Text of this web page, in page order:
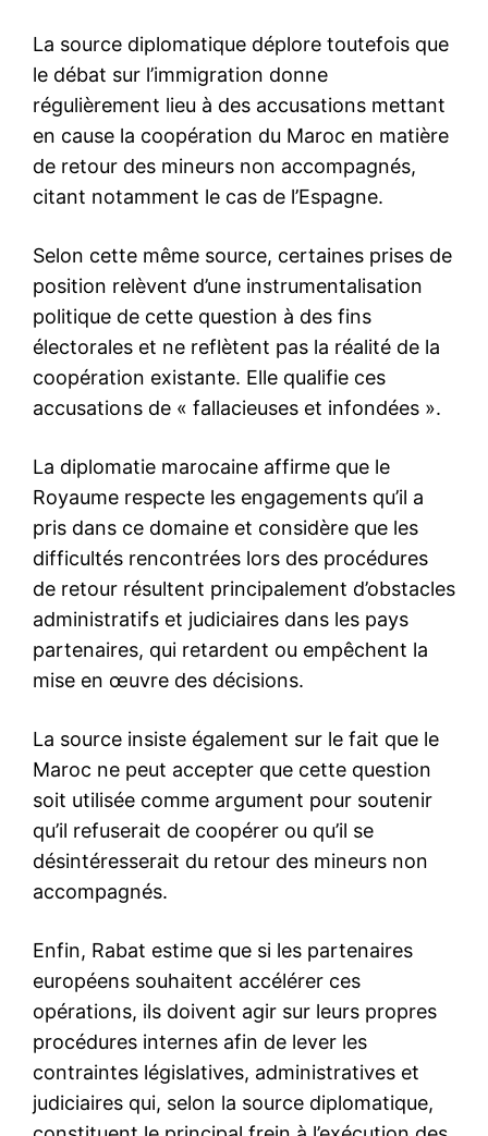
S'ABONNER MAINTENANT
Insight Publications
À propos
Nous contacter
Formules d’abonnement
Related
Alerte aux inondations à Ksar
El Kebir : mobilisation
eaux du Loukkos
In "Société"
Les autorités envisagent
l’évacuation totale de la ville
3 February 2026
Kébir face à la montée des
eaux de l’oued Loukkos
29 January 2026
In "Société"